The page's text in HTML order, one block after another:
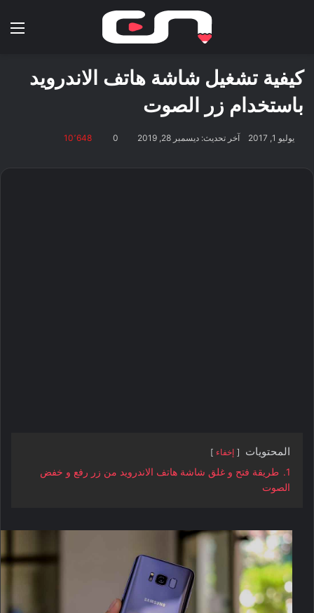
كيفية تشغيل شاشة هاتف الاندرويد
باستخدام زر الصوت
يوليو 1, 2017 آخر تحديث: ديسمبر 28, 2019 0 10٬648
المحتويات إخفاء
1.
طريقة فتح و غلق شاشة هاتف الاندرويد من زر رفع و خفض
الصوت